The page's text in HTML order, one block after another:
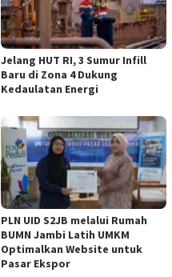
Jelang HUT RI, 3 Sumur Infill
Baru di Zona 4 Dukung
Kedaulatan Energi
PLN UID S2JB melalui Rumah
BUMN Jambi Latih UMKM
Optimalkan Website untuk
Pasar Ekspor